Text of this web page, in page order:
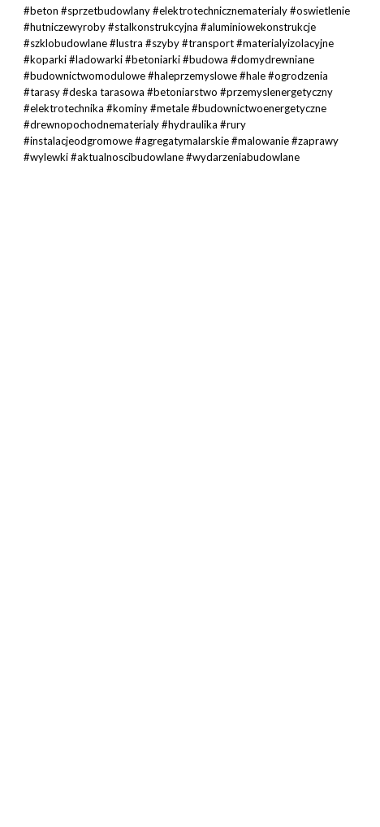
#beton #sprzetbudowlany #elektrotechnicznematerialy #oswietlenie
#hutniczewyroby #stalkonstrukcyjna #aluminiowekonstrukcje
#szklobudowlane #lustra #szyby #transport #materialyizolacyjne
#koparki #ladowarki #betoniarki #budowa #domydrewniane
#budownictwomodulowe #haleprzemyslowe #hale #ogrodzenia
#tarasy #deska tarasowa #betoniarstwo #przemyslenergetyczny
#elektrotechnika #kominy #metale #budownictwoenergetyczne
#drewnopochodnematerialy #hydraulika #rury
#instalacjeodgromowe #agregatymalarskie #malowanie #zaprawy
#wylewki #aktualnoscibudowlane #wydarzeniabudowlane